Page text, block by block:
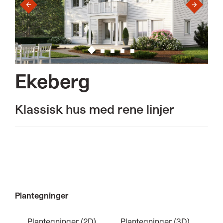
‹ ›
Ekeberg
Klassisk hus med rene linjer
Plantegninger